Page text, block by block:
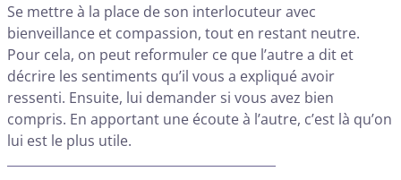
Se mettre à la place de son interlocuteur avec
bienveillance et compassion, tout en restant neutre.
Pour cela, on peut reformuler ce que l’autre a dit et
décrire les sentiments qu’il vous a expliqué avoir
ressenti. Ensuite, lui demander si vous avez bien
compris. En apportant une écoute à l’autre, c’est là qu’on
lui est le plus utile.